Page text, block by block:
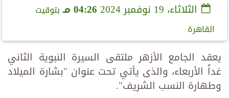
الثلاثاء، 19 نوفمبر 2024 04:26 مـ
بتوقيت
القاهرة
يعقد الجامع الأزهر ملتقى السيرة النبوية الثاني
غداً الأربعاء، والذى يأتي تحت عنوان "بشارة الميلاد
وطهارة النسب الشريف".